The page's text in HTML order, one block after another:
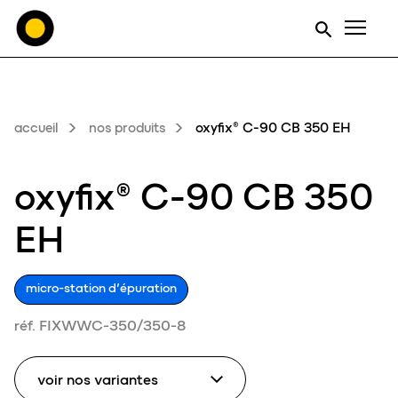
accueil nos produits oxyfix® C-90 CB 350 EH
oxyfix® C-90 CB 350
EH
micro-station d’épuration
réf. FIXWWC-350/350-8